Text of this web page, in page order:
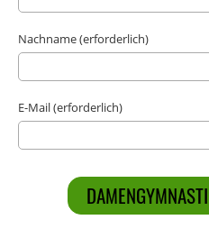
Nachname (erforderlich)
E-Mail (erforderlich)